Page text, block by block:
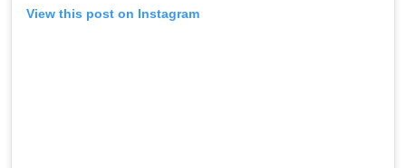
View this post on Instagram